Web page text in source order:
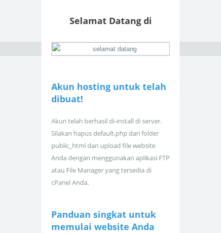
Selamat Datang di
Akun hosting untuk telah
dibuat!
Akun telah berhasil di-install di server.
Silakan hapus default.php dari folder
public_html dan upload file website
Anda dengan menggunakan aplikasi FTP
atau File Manager yang tersedia di
cPanel Anda.
Panduan singkat untuk
memulai website Anda